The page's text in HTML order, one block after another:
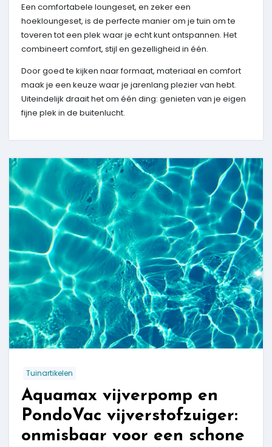
Een comfortabele loungeset, en zeker een
hoekloungeset, is de perfecte manier om je tuin om te
toveren tot een plek waar je echt kunt ontspannen. Het
combineert comfort, stijl en gezelligheid in één.
Door goed te kijken naar formaat, materiaal en comfort
maak je een keuze waar je jarenlang plezier van hebt.
Uiteindelijk draait het om één ding: genieten van je eigen
fijne plek in de buitenlucht.
Tuinartikelen
Aquamax vijverpomp en
PondoVac vijverstofzuiger:
onmisbaar voor een schone